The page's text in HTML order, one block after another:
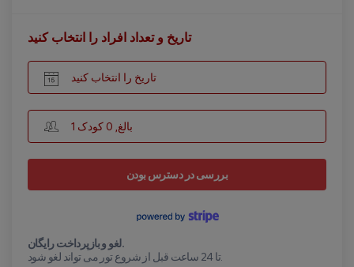
تاریخ و تعداد افراد را انتخاب کنید
تاریخ را انتخاب کنید
1 بالغ, 0 کودک
بررسی در دسترس بودن
لغو و بازپرداخت رایگان.
تا 24 ساعت قبل از شروع تور می تواند لغو شود.